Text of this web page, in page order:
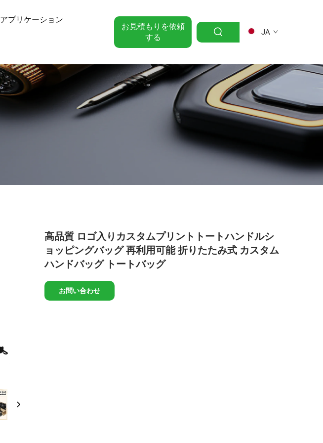
アプリケーション
お見積もりを依頼
する
JA
高品質 ロゴ入りカスタムプリントトートハンドルシ
ョッピングバッグ 再利用可能 折りたたみ式 カスタム
ハンドバッグ トートバッグ
お問い合わせ